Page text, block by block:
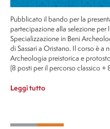
Pubblicato il bando per la
partecipazione alla selezione per
Specializzazione in Beni
di Sassari a Oristano. Il corso è
Archeologia preistorica e
(8 posti per il percorso classico +
Leggi tutto